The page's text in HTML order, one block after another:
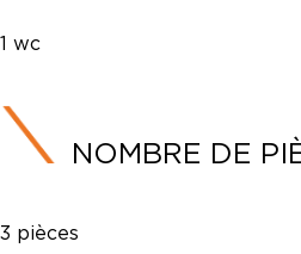
1 wc
NOMBRE DE
3 pièces